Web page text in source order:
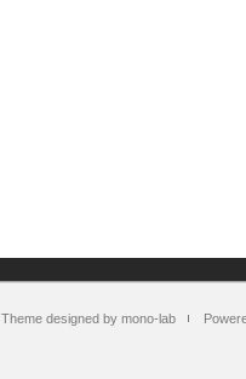
Theme designed by mono-lab